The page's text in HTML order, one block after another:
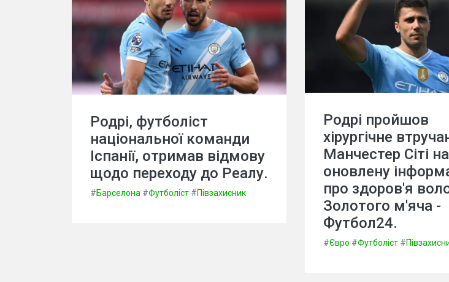
Родрі, футболіст
національної команди
Іспанії, отримав відмову
щодо переходу до Реалу.
#Барселона #Футболіст #Півзахисник
Родрі пройшов
хірургічне
Манчестер Сіті
оновлену
про здоров'я
Золотого м'яча -
Футбол24.
#Євро #Футболіст #